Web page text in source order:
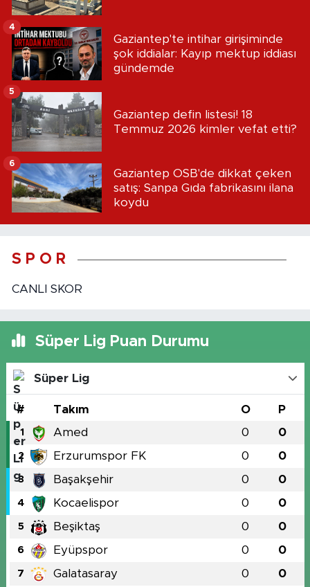
Gaziantep'te intihar girişiminde
şok iddialar: Kayıp mektup iddiası
gündemde
4
Gaziantep defin listesi! 18
Temmuz 2026 kimler vefat etti?
5
Gaziantep OSB'de dikkat çeken
satış: Sanpa Gıda fabrikasını ilana
koydu
6
S P O R
CANLI SKOR
Süper Lig Puan Durumu
Süper Lig
# Takım O P
1 Amed 0 0
2 Erzurumspor FK 0 0
3 Başakşehir 0 0
4 Kocaelispor 0 0
5 Beşiktaş 0 0
6 Eyüpspor 0 0
7 Galatasaray 0 0